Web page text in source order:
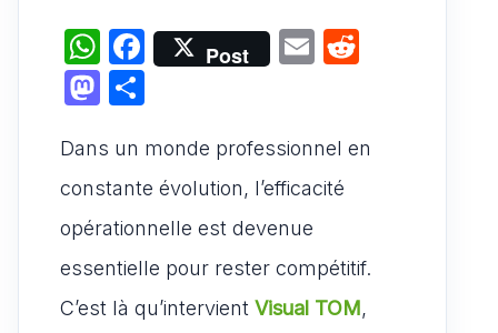
W
h
at
s
A
p
p
F
a
e
b
o
o
k
Post
E
l
di
M
st
o
d
o
n
ta
g
er
Dans un monde professionnel en
constante évolution, l’efficacité
opérationnelle est devenue
essentielle pour rester compétitif.
C’est là qu’intervient Visual TOM,